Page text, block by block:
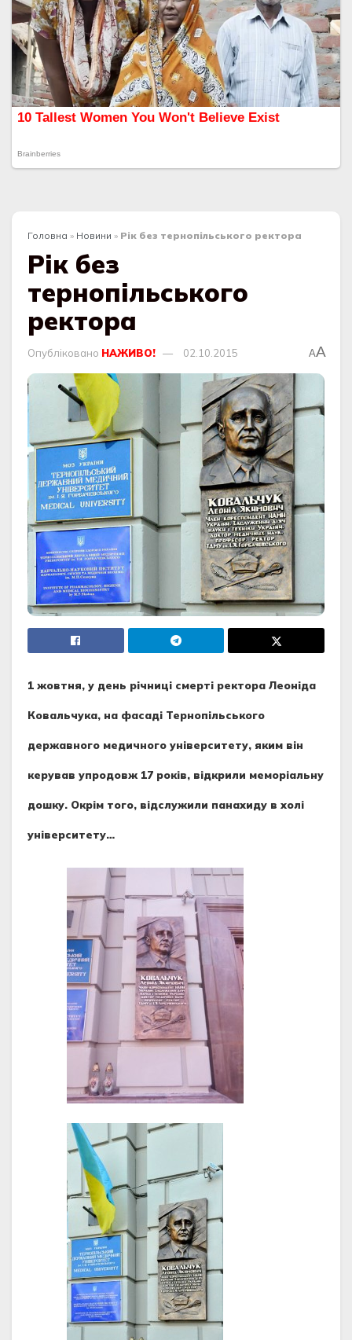
Головна » Новини » Рік без тернопільського ректора
Рік без
тернопільського
ректора
Опубліковано НАЖИВО! 02.10.2015 AA
1 жовтня, у день річниці смерті ректора Леоніда
Ковальчука, на фасаді Тернопільського
державного медичного університету, яким він
керував упродовж 17 років, відкрили меморіальну
дошку. Окрім того, відслужили панахиду в холі
університету…